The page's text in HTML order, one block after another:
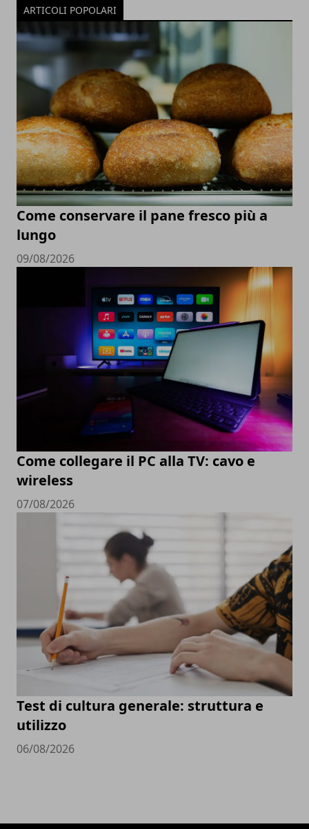
ARTICOLI POPOLARI
Come conservare il pane fresco più a
lungo
09/08/2026
Come collegare il PC alla TV: cavo e
wireless
07/08/2026
Test di cultura generale: struttura e
utilizzo
06/08/2026